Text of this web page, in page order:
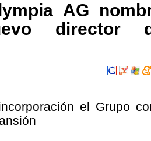
AG
director
el Grupo